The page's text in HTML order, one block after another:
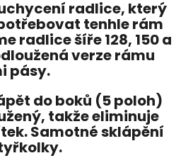
radlice, který
tenhle rám
radlice šíře 128, 150 a
verze rámu
pásy.
do boků (5 poloh)
takže eliminuje
Samotné sklápění